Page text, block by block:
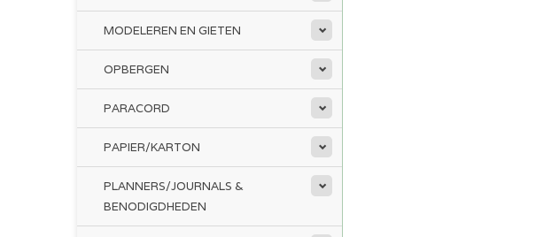
MODELEREN EN GIETEN
OPBERGEN
PARACORD
PAPIER/KARTON
PLANNERS/JOURNALS &
BENODIGDHEDEN